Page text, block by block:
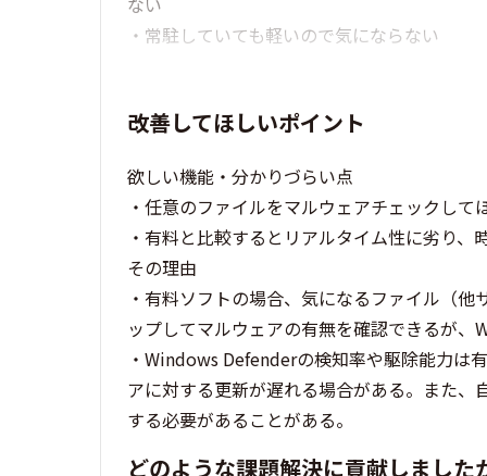
・常駐していても軽いので気にならない
改善してほしいポイント
欲しい機能・分かりづらい点
・任意のファイルをマルウェアチェックして
・有料と比較するとリアルタイム性に劣り
その理由
・有料ソフトの場合、気になるファイル（
ップしてマルウェアの有無を確認できるが
・Windows Defenderの検知率や駆除能力は
アに対する更新が遅れる場合がある。また
する必要があることがある。
どのような課題解決に貢献しまし